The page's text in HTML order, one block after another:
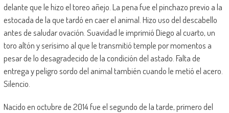
delante que le hizo el toreo añejo. La pena fue el pinchazo previo a la
estocada de la que tardó en caer el animal. Hizo uso del descabello
antes de saludar ovación. Suavidad le imprimió Diego al cuarto, un
toro altón y serísimo al que le transmitió temple por momentos a
pesar de lo desagradecido de la condición del astado. Falta de
entrega y peligro sordo del animal también cuando le metió el acero.
Silencio.
Nacido en octubre de 2014 fue el segundo de la tarde, primero del